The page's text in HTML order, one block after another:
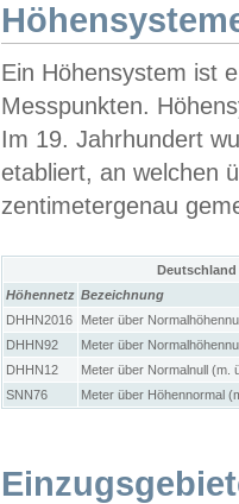
Ein Höhensystem ist
Messpunkten.
Im 19. Jahrhundert
etabliert, an welchen
zentimetergenau
Höhennetz Bezeichnung
DHHN2016
Meter über
DHHN92
Meter über
DHHN12
Meter über Normalnull (m.
SNN76
Meter über Höhennormal